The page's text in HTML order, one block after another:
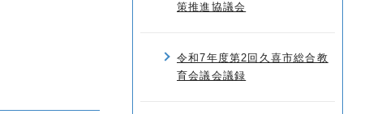
策推進協議会
令和7年度第2回久喜市総合教
育会議会議録